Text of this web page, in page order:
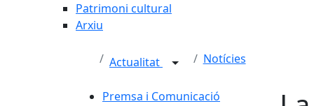
Patrimoni cultural
Arxiu
Actualitat Notícies
Premsa i Comunicació